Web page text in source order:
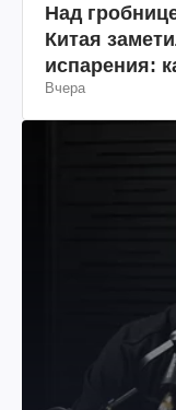
Над
Китая
испарения:
Вчера